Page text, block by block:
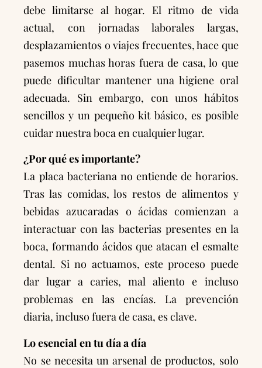
debe limitarse al hogar. El ritmo de vida
actual, con jornadas laborales largas,
desplazamientos o viajes frecuentes, hace que
pasemos muchas horas fuera de casa, lo que
puede dificultar mantener una higiene oral
adecuada. Sin embargo, con unos hábitos
sencillos y un pequeño kit básico, es posible
cuidar nuestra boca en cualquier lugar.
¿Por qué es importante?
La placa bacteriana no entiende de horarios.
Tras las comidas, los restos de alimentos y
bebidas azucaradas o ácidas comienzan a
interactuar con las bacterias presentes en la
boca, formando ácidos que atacan el esmalte
dental. Si no actuamos, este proceso puede
dar lugar a caries, mal aliento e incluso
problemas en las encías. La prevención
diaria, incluso fuera de casa, es clave.
Lo esencial en tu día a día
No se necesita un arsenal de productos, solo